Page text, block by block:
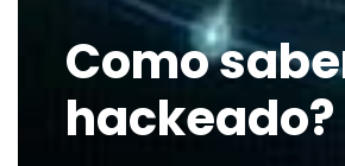
Como
hackeado?